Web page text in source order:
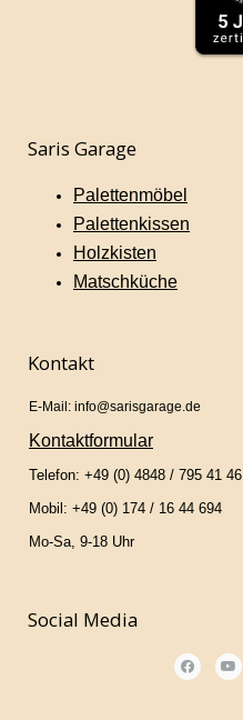
Saris Garage
Palettenmöbel
Palettenkissen
Holzkisten
Matschküche
Kontakt
E-Mail: info@sarisgarage.de
Kontaktformular
Telefon: +49 (0) 4848 / 795 41 46
Mobil: +49 (0) 174 / 16 44 694
Mo-Sa, 9-18 Uhr
Social Media